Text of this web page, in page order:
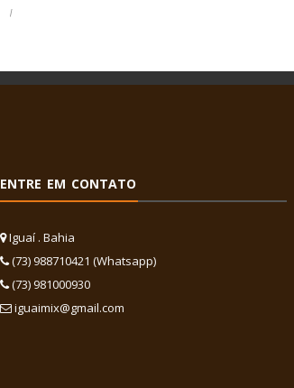
ENTRE EM CONTATO
Iguaí . Bahia
(73) 988710421 (Whatsapp)
(73) 981000930
iguaimix@gmail.com